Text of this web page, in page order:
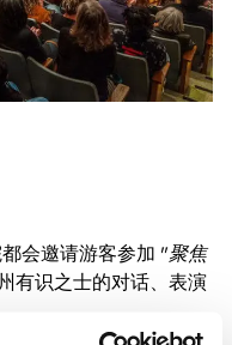
会邀请游客参加 "聚焦
有识之士的对话、表演